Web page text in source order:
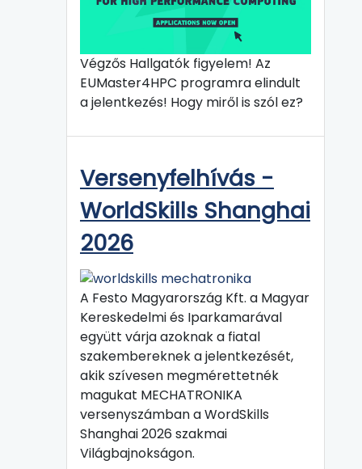
Végzős Hallgatók figyelem! Az
EUMaster4HPC programra elindult
a jelentkezés! Hogy miről is szól ez?
Versenyfelhívás -
WorldSkills Shanghai
2026
A Festo Magyarország Kft. a Magyar
Kereskedelmi és Iparkamarával
együtt várja azoknak a fiatal
szakembereknek a jelentkezését,
akik szívesen megmérettetnék
magukat MECHATRONIKA
versenyszámban a WordSkills
Shanghai 2026 szakmai
Világbajnokságon.